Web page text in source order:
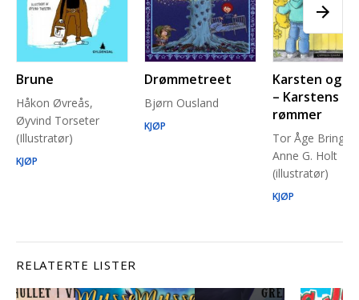
Brune
Håkon Øvreås,
Øyvind Torseter
(Illustratør)
KJØP
Drømmetreet
Bjørn Ousland
KJØP
Karsten og
– Karstens
rømmer
Tor Åge
Anne G. Holt
(illustratør)
KJØP
RELATERTE LISTER